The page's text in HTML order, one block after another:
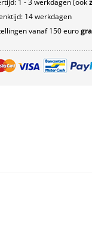
1 - 3 werkdagen (ook
14 werkdagen
vanaf 150 euro